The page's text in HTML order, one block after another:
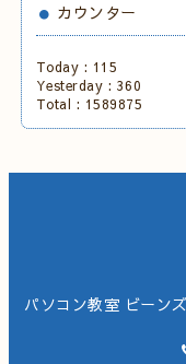
カウンター
Today : 115
Yesterday : 360
Total : 1589875
パソコン教室 ビーン